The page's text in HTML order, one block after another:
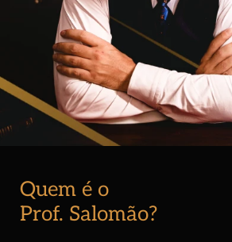
Quem é o
Prof. Salomão?